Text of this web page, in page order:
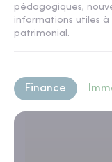
pédagogiques,
informations utiles
patrimonial.
Finance